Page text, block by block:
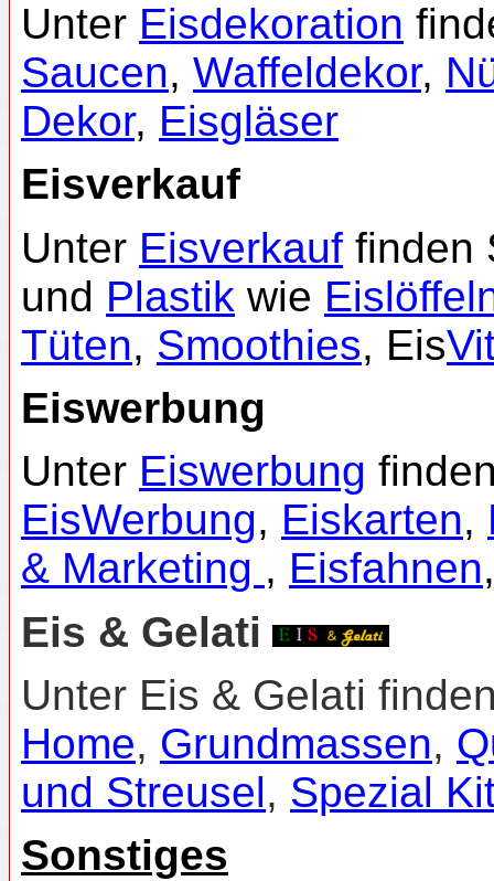
Unter Eisdekoration
Saucen, Waffeldekor,
Dekor, Eisgläser
Eisverkauf
Unter Eisverkauf finden
und Plastik wie
Tüten, Smoothies, Eis
Eiswerbung
Unter Eiswerbung
EisWerbung, Eiskarten,
& Marketing , Eisfahnen
Eis & Gelati
Unter Eis & Gelati
Home, Grundmassen,
und Streusel, Spezial
Sonstiges